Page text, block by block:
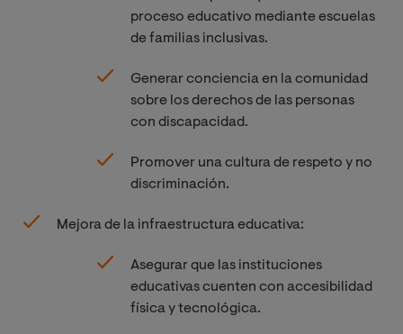
proceso educativo mediante escuelas
de familias inclusivas.
Generar conciencia en la comunidad
sobre los derechos de las personas
con discapacidad.
Promover una cultura de respeto y no
discriminación.
Mejora de la infraestructura educativa:
Asegurar que las instituciones
educativas cuenten con accesibilidad
física y tecnológica.